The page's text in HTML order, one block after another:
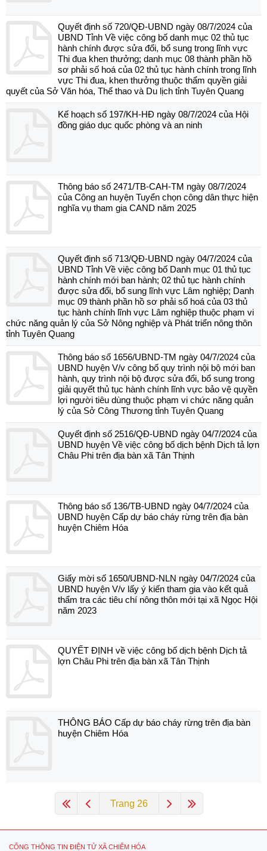
Quyết định số 720/QĐ-UBND ngày 08/7/2024 của
UBND Tỉnh Về việc công bố danh mục 02 thủ tục
hành chính được sửa đổi, bổ sung trong lĩnh vực
Thi đua khen thưởng; danh mục 08 thành phần hồ
sơ phải số hoá của 02 thủ tục hành chính trong lĩnh
vực Thi đua, khen thưởng thuộc thẩm quyền giải
quyết của Sở Văn hóa, Thể thao và Du lịch tỉnh Tuyên Quang
Kế hoạch số 197/KH-HĐ ngày 08/7/2024 của Hội
đồng giáo dục quốc phòng và an ninh
Thông báo số 2471/TB-CAH-TM ngày 08/7/2024
của Công an huyện Tuyển chọn công dân thực hiện
nghĩa vụ tham gia CAND năm 2025
Quyết định số 713/QĐ-UBND ngày 04/7/2024 của
UBND Tỉnh Về việc công bố Danh mục 01 thủ tục
hành chính mới ban hành; 02 thủ tục hành chính
được sửa đổi, bổ sung lĩnh vực Lâm nghiệp; Danh
mục 09 thành phần hồ sơ phải số hoá của 03 thủ
tục hành chính lĩnh vực Lâm nghiệp thuộc phạm vi
chức năng quản lý của Sở Nông nghiệp và Phát triển nông thôn
tỉnh Tuyên Quang
Thông báo số 1656/UBND-TM ngày 04/7/2024 của
UBND huyện V/v công bố quy trình nội bộ mới ban
hành, quy trình nội bộ được sửa đổi, bổ sung trong
giải quyết thủ tục hành chính lĩnh vực bảo vệ quyền
lợi người tiêu dùng thuộc phạm vi chức năng quản
lý của Sở Công Thương tỉnh Tuyên Quang
Quyết định số 2516/QĐ-UBND ngày 04/7/2024 của
UBND huyện Về việc công bố dịch bệnh Dịch tả lợn
Châu Phi trên địa bàn xã Tân Thịnh
Thông báo số 136/TB-UBND ngày 04/7/2024 của
UBND huyện Cấp dự báo cháy rừng trên địa bàn
huyện Chiêm Hóa
Giấy mời số 1650/UBND-NLN ngày 04/7/2024 của
UBND huyện V/v lấy ý kiến tham gia vào kết quả
thẩm tra các tiêu chí nông thôn mới tại xã Ngọc Hội
năm 2023
QUYẾT ĐỊNH về việc công bố dịch bệnh Dịch tả
lợn Châu Phi trên địa bàn xã Tân Thịnh
THÔNG BÁO Cấp dự báo cháy rừng trên địa bàn
huyện Chiêm Hóa
Trang 26
CỔNG THÔNG TIN ĐIỆN TỬ XÃ CHIÊM HÓA